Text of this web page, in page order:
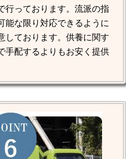
行っております。流派の指
能な限り対応できるように
しております。供養に関す
手配するよりもお安く提供